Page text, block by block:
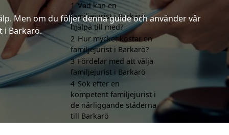
Men om du följer denna guide och använder vår
i Barkarö.
1 Vad kan en
familjejurist i Barkarö
hjälpa till med?
2 Hur mycket kostar en
familjejurist i Barkarö?
3 Fördelar med att välja
familjejurist i Barkarö
4 Sök efter en
kompetent familjejurist i
de närliggande städerna
till Barkarö